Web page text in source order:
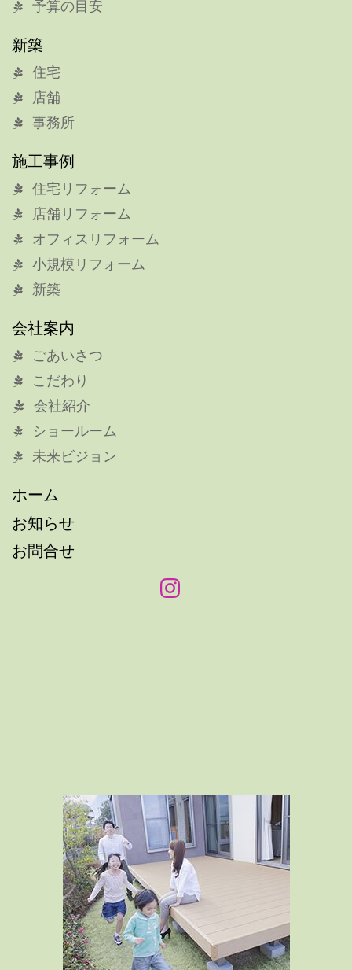
予算の目安
新築
住宅
店舗
事務所
施工事例
住宅リフォーム
店舗リフォーム
オフィスリフォーム
小規模リフォーム
新築
会社案内
ごあいさつ
こだわり
会社紹介
ショールーム
未来ビジョン
ホーム
お知らせ
お問合せ